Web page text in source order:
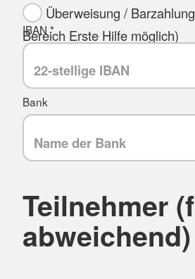
Überweisung /
Bereich Erste Hilfe möglich)
IBAN *
Bank
Teilnehmer
abweichend)